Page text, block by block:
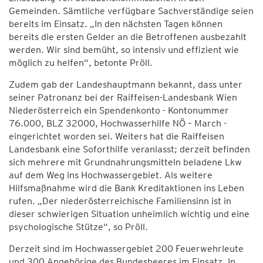
Gemeinden. Sämtliche verfügbare Sachverständige seien
bereits im Einsatz. „In den nächsten Tagen können
bereits die ersten Gelder an die Betroffenen ausbezahlt
werden. Wir sind bemüht, so intensiv und effizient wie
möglich zu helfen“, betonte Pröll.
Zudem gab der Landeshauptmann bekannt, dass unter
seiner Patronanz bei der Raiffeisen-Landesbank Wien
Niederösterreich ein Spendenkonto - Kontonummer
76.000, BLZ 32000, Hochwasserhilfe NÖ – March -
eingerichtet worden sei. Weiters hat die Raiffeisen
Landesbank eine Soforthilfe veranlasst; derzeit befinden
sich mehrere mit Grundnahrungsmitteln beladene Lkw
auf dem Weg ins Hochwassergebiet. Als weitere
Hilfsmaßnahme wird die Bank Kreditaktionen ins Leben
rufen. „Der niederösterreichische Familiensinn ist in
dieser schwierigen Situation unheimlich wichtig und eine
psychologische Stütze“, so Pröll.
Derzeit sind im Hochwassergebiet 200 Feuerwehrleute